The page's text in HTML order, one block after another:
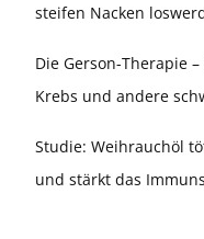
steifen Nacken
Die Gerson-Therapie
Krebs und andere
Studie: Weihrauchöl
und stärkt das